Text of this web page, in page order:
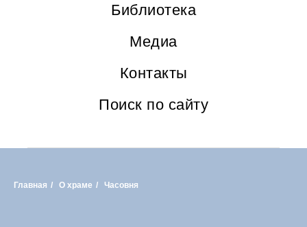
Библиотека
Медиа
Контакты
Поиск по сайту
Главная / О храме / Часовня